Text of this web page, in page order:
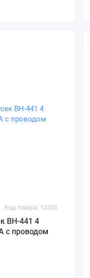
Код товара: 12400
BH-441 4
с проводом